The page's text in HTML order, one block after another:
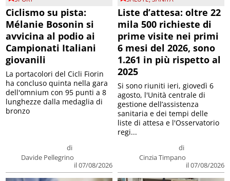
Ciclismo su pista:
Mélanie Bosonin si
avvicina al podio ai
Campionati Italiani
giovanili
di
Davide Pellegrino
il 07/08/2026
La portacolori del Cicli Fiorin
ha concluso quinta nella gara
dell'omnium con 95 punti a 8
lunghezze dalla medaglia di
bronzo
Liste d’attesa: oltre 22
mila 500 richieste di
prime visite nei primi
6 mesi del 2026, sono
1.261 in più rispetto al
2025
di
Cinzia Timpano
il 07/08/2026
Si sono riuniti ieri, giovedì 6
agosto, l'Unità centrale di
gestione dell’assistenza
sanitaria e dei tempi delle
liste di attesa e l'Osservatorio
regi...